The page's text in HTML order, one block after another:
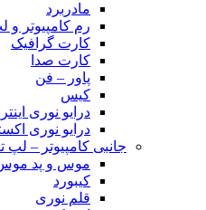
مادربرد
رم کامپیوتر و
کارت گرافیک
کارت صدا
پاور – فن
کیس
درایو نوری
درایو نوری
جانبی کامپیوتر – لپ
موس و پد
کیبورد
قلم نوری